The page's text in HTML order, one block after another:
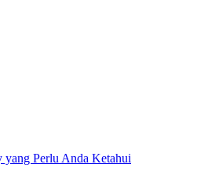
yang Perlu Anda Ketahui